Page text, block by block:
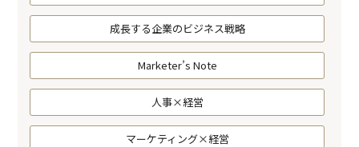
成長する企業のビジネス戦略
Marketer’s Note
人事×経営
マーケティング×経営